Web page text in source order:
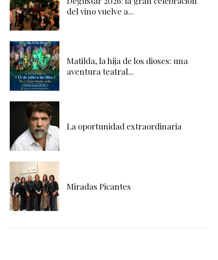
del vino vuelve a...
Matilda, la hija de los dioses: una
aventura teatral...
La oportunidad extraordinaria
Miradas Picantes